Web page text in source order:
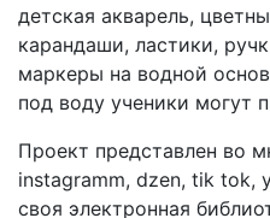
детская акварель,
карандаши, ластики,
маркеры на водной
под воду ученики могут
Проект представлен во
instagramm, dzen, tik tok,
своя электронная